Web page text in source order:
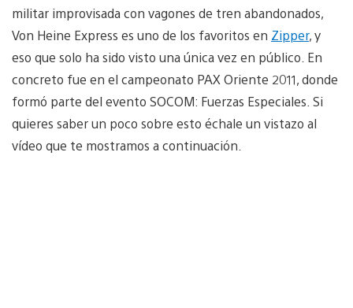
militar improvisada con vagones de tren abandonados,
Von Heine Express es uno de los favoritos en Zipper, y
eso que solo ha sido visto una única vez en público. En
concreto fue en el campeonato PAX Oriente 2011, donde
formó parte del evento SOCOM: Fuerzas Especiales. Si
quieres saber un poco sobre esto échale un vistazo al
vídeo que te mostramos a continuación.